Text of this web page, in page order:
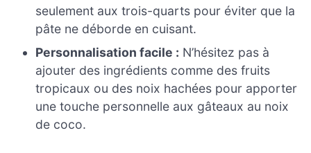
seulement aux trois-quarts pour éviter que la
pâte ne déborde en cuisant.
Personnalisation facile : N’hésitez pas à
ajouter des ingrédients comme des fruits
tropicaux ou des noix hachées pour apporter
une touche personnelle aux gâteaux au noix
de coco.